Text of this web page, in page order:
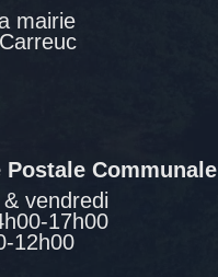
mairie
Communale
vendredi
17h00
12h00